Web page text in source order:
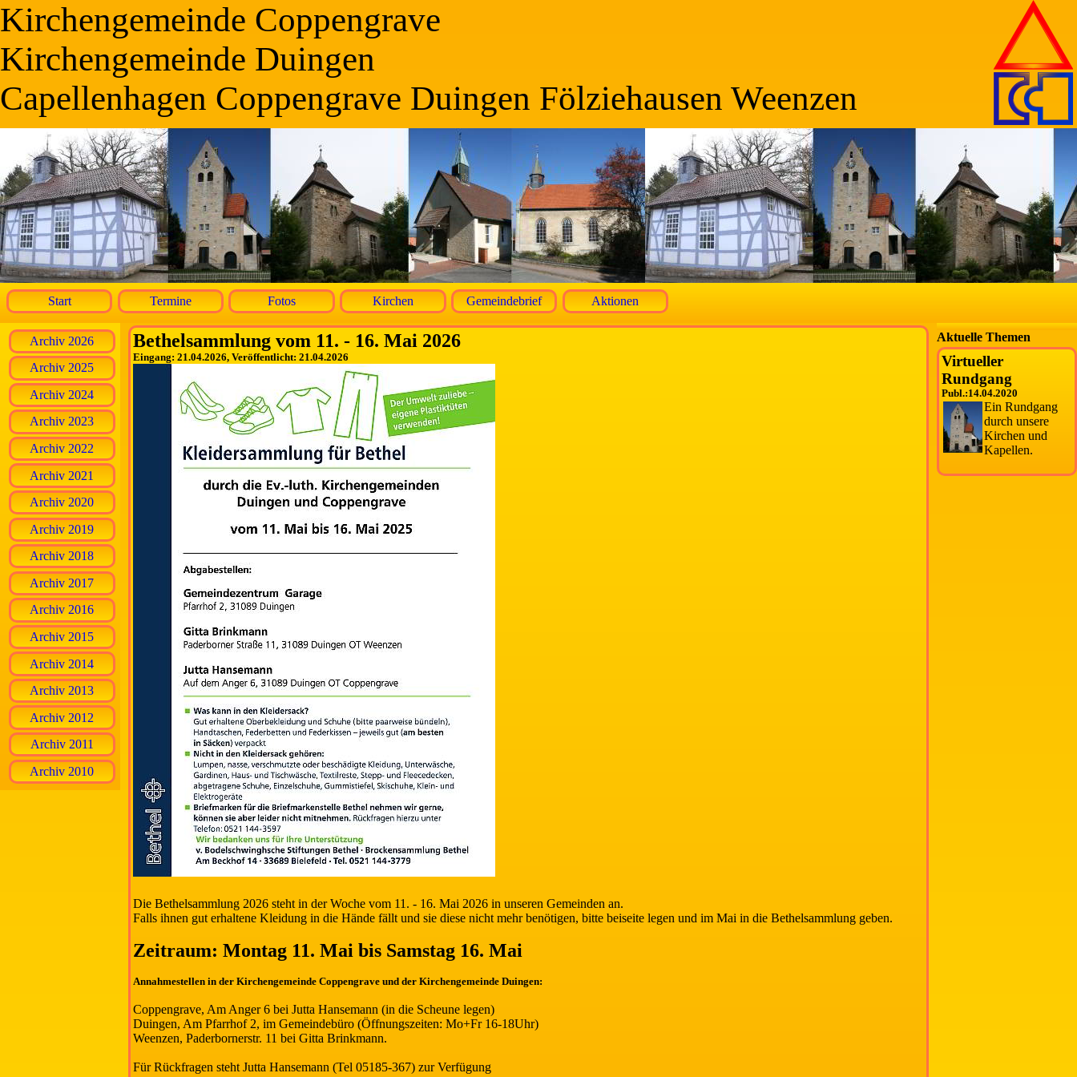
Kirchengemeinde Coppengrave
Kirchengemeinde Duingen
Capellenhagen Coppengrave Duingen Fölziehausen Weenzen
Start Termine Fotos Kirchen Gemeindebrief Aktionen
Archiv 2026
Archiv 2025
Archiv 2024
Archiv 2023
Archiv 2022
Archiv 2021
Archiv 2020
Archiv 2019
Archiv 2018
Archiv 2017
Archiv 2016
Archiv 2015
Archiv 2014
Archiv 2013
Archiv 2012
Archiv 2011
Archiv 2010
Aktuelle Themen
Virtueller
Rundgang
Publ.:14.04.2020
Ein Rundgang
durch unsere
Kirchen und
Kapellen.
Bethelsammlung vom 11. - 16. Mai 2026
Eingang: 21.04.2026, Veröffentlicht: 21.04.2026
Die Bethelsammlung 2026 steht in der Woche vom 11. - 16. Mai 2026 in unseren Gemeinden an.
Falls ihnen gut erhaltene Kleidung in die Hände fällt und sie diese nicht mehr benötigen, bitte beiseite legen und im Mai in die Bethelsammlung geben.
Zeitraum: Montag 11. Mai bis Samstag 16. Mai
Annahmestellen in der Kirchengemeinde Coppengrave und der Kirchengemeinde Duingen:
Coppengrave, Am Anger 6 bei Jutta Hansemann (in die Scheune legen)
Duingen, Am Pfarrhof 2, im Gemeindebüro (Öffnungszeiten: Mo+Fr 16-18Uhr)
Weenzen, Paderbornerstr. 11 bei Gitta Brinkmann.
Für Rückfragen steht Jutta Hansemann (Tel 05185-367) zur Verfügung